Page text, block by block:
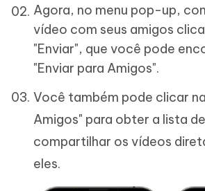
Agora, no menu pop-up,
vídeo com seus amigos
"Enviar", que você pode
"Enviar para Amigos".
Você também pode clicar
Amigos" para obter a lista
compartilhar os vídeos
eles.